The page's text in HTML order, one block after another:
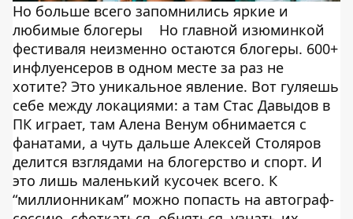
Но больше всего запомнились яркие и
любимые блогеры
Но главной изюминкой
фестиваля неизменно остаются блогеры. 600+
инфлуенсеров в одном месте за раз не
хотите? Это уникальное явление. Вот гуляешь
себе между локациями: а там Стас Давыдов в
ПК играет, там Алена Венум обнимается с
фанатами, а чуть дальше Алексей Столяров
делится взглядами на блогерство и спорт. И
это лишь маленький кусочек всего. К
“миллионникам” можно попасть на автограф-